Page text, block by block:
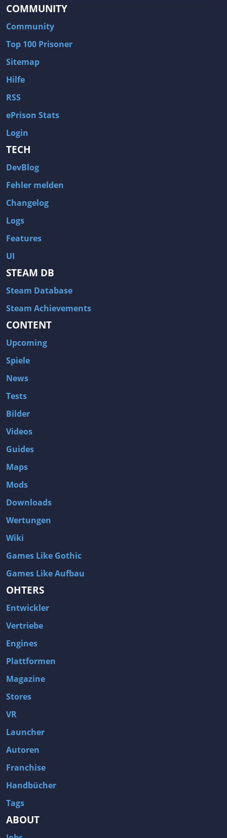
COMMUNITY
Community
Top 100 Prisoner
Sitemap
Hilfe
RSS
ePrison Stats
Login
TECH
DevBlog
Fehler melden
Changelog
Logs
Features
UI
STEAM DB
Steam Database
Steam Achievements
CONTENT
Upcoming
Spiele
News
Tests
Bilder
Videos
Guides
Maps
Mods
Downloads
Wertungen
Wiki
Games Like Gothic
Games Like Aufbau
OHTERS
Entwickler
Vertriebe
Engines
Plattformen
Magazine
Stores
VR
Launcher
Autoren
Franchise
Handbücher
Tags
ABOUT